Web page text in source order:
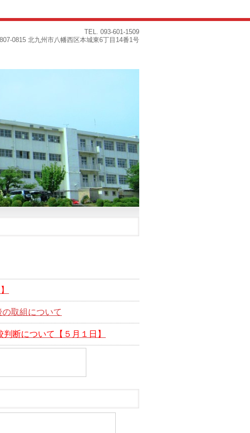
TEL. 093-601-1509
0815 北九州市八幡西区本城東6丁目14番1号
取組について
断について【５月１日】